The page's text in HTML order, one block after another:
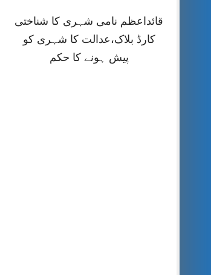
قائداعظم نامی شہری کا شناختی
کارڈ بلاک،عدالت کا شہری کو
پیش ہونے کا حکم